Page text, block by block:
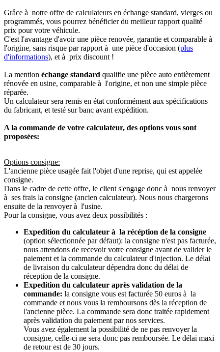
Grâce à notre offre de calculateurs en échange standard, vierges ou
programmés, vous pourrez bénéficier du meilleur rapport qualité
prix pour votre véhicule.
C'est l'avantage d'avoir une pièce renovée, garantie et comparable à
l'origine, sans risque par rapport à une pièce d'occasion (plus
d'informations), et à prix discount !
La mention échange standard qualifie une pièce auto entièrement
rénovée en usine, comparable à l'origine, et non une simple pièce
réparée.
Un calculateur sera remis en état conformément aux spécifications
du fabricant, et testé sur banc avant expédition.
A la commande de votre calculateur, des options vous sont
proposées:
Options consigne:
L'ancienne pièce usagée fait l'objet d'une reprise, qui est appelée
consigne.
Dans le cadre de cette offre, le client s'engage donc à nous renvoyer
à ses frais la consigne (ancien calculateur). Nous nous chargerons
ensuite de la renvoyer à l'usine.
Pour la consigne, vous avez deux possibilités :
Expedition du calculateur à la récéption de la consigne
(option sélectionnée par défaut): la consigne n'est pas facturée,
nous attendons de recevoir votre consigne avant de valider le
paiement et la commande du calculateur d'injection. Le délai
de livraison du calculateur dépendra donc du délai de
réception de la consigne.
Expedition du calculateur après validation de la
commande: la consigne vous est facturée 50 euros à la
commande et nous vous la remboursons dès la réception de
l'ancienne pièce. La commande sera donc traitée rapidement
après validation du paiement par nos services.
Vous avez également la possibilité de ne pas renvoyer la
consigne, celle-ci ne sera donc pas remboursée. Le délai maxi
de retour est de 30 jours.